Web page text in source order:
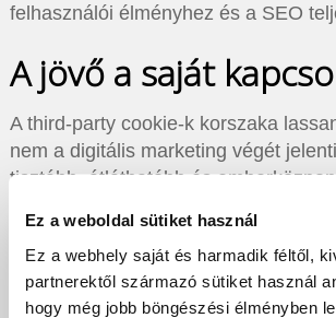
Ez a weboldal sütiket használ
Ez a webhely saját és harmadik féltől,
partnerektől származó sütiket használ
hogy még jobb böngészési élményben
felhasználói élményhez és a SEO
A jövő a saját
A third-party cookie-k korszaka
nem a digitális marketing végét
tisztább, átláthatóbb és
A jövő sikeres vállalkozásai nem
„vadásznak”, hanem bizalmat